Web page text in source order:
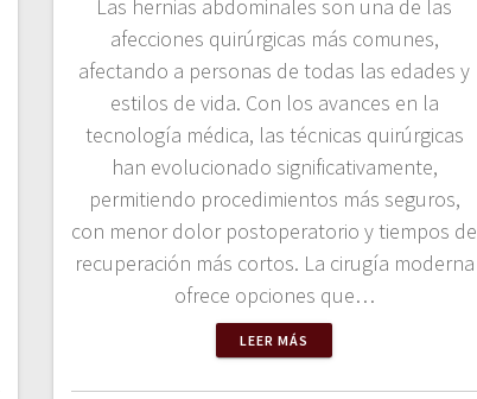
Las hernias abdominales son una de las
afecciones quirúrgicas más comunes,
afectando a personas de todas las edades y
estilos de vida. Con los avances en la
tecnología médica, las técnicas quirúrgicas
han evolucionado significativamente,
permitiendo procedimientos más seguros,
con menor dolor postoperatorio y tiempos de
recuperación más cortos. La cirugía moderna
ofrece opciones que…
LEER MÁS